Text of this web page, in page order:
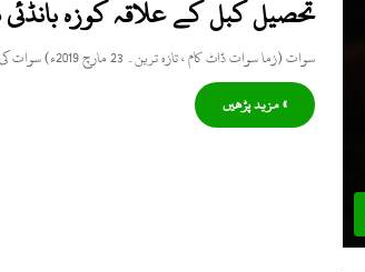
تحصیل کبل کے علاقہ کوزہ
سوات (زما سوات ڈاٹ کام ، تازہ ترین۔ 23 مارچ 2019ء) سوات کی تحصیل کبل کے علاقہ کوزہ بانڈئی میں…
» مزید پڑھیں